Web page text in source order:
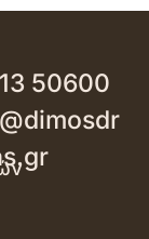
50600